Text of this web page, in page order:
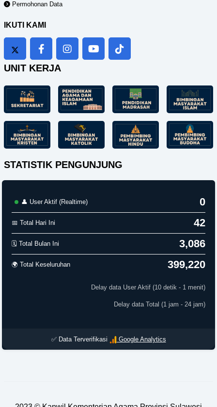
Permohonan Data
IKUTI KAMI
UNIT KERJA
STATISTIK PENGUNJUNG
👤 User Aktif (Realtime) 0
📅 Total Hari Ini 42
🗓️ Total Bulan Ini 3,086
🌍 Total Keseluruhan 399,220
Delay data User Aktif (10 detik - 1 menit)
Delay data Total (1 jam - 24 jam)
✅ Data Terverifikasi Google Analytics